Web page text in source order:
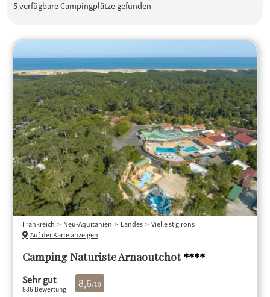
5verfügbare Campingplätze gefunden
Camping Naturiste Arnaoutchot****
Frankreich Neu-Aquitanien Landes
Vielle st girons
Auf der Karte anzeigen
Sehr gut
886 Bewertung 8,6/10